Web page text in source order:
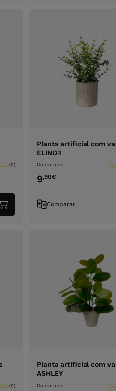
(0)
Adicionar
ao
Planta artificial com
ELINOR
Conforama
9,90€
Comparar
(0)
Planta artificial com
ASHLEY
Conforama